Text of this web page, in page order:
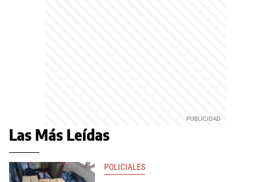
Las Más Leídas
POLICIALES